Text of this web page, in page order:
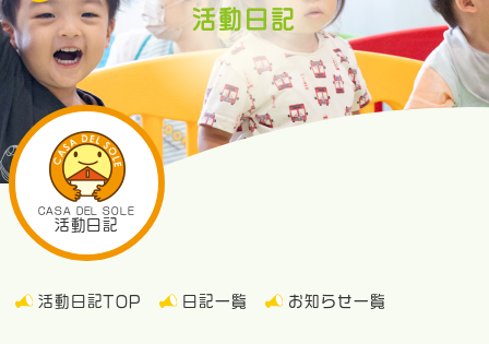
活動日記
CASA DEL SOLE
活動日記
活動日記TOP 日記一覧 お知らせ一覧